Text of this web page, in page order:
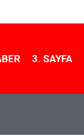
3. SAYFA